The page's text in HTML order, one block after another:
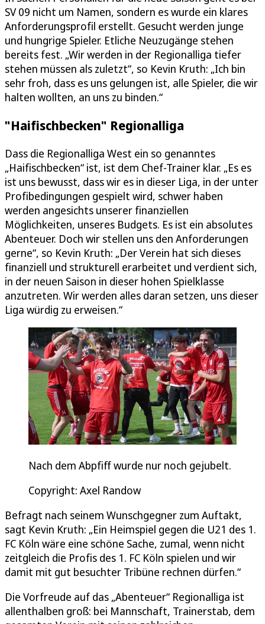
SV 09 nicht um Namen, sondern es wurde ein klares
Anforderungsprofil erstellt. Gesucht werden junge
und hungrige Spieler. Etliche Neuzugänge stehen
bereits fest. „Wir werden in der Regionalliga tiefer
stehen müssen als zuletzt“, so Kevin Kruth: „Ich bin
sehr froh, dass es uns gelungen ist, alle Spieler, die wir
halten wollten, an uns zu binden.“
"Haifischbecken" Regionalliga
Dass die Regionalliga West ein so genanntes
„Haifischbecken“ ist, ist dem Chef-Trainer klar. „Es es
ist uns bewusst, dass wir es in dieser Liga, in der unter
Profibedingungen gespielt wird, schwer haben
werden angesichts unserer finanziellen
Möglichkeiten, unseres Budgets. Es ist ein absolutes
Abenteuer. Doch wir stellen uns den Anforderungen
gerne“, so Kevin Kruth: „Der Verein hat sich dieses
finanziell und strukturell erarbeitet und verdient sich,
in der neuen Saison in dieser hohen Spielklasse
anzutreten. Wir werden alles daran setzen, uns dieser
Liga würdig zu erweisen.“
Nach dem Abpfiff wurde nur noch gejubelt.
Copyright: Axel Randow
Befragt nach seinem Wunschgegner zum Auftakt,
sagt Kevin Kruth: „Ein Heimspiel gegen die U21 des 1.
FC Köln wäre eine schöne Sache, zumal, wenn nicht
zeitgleich die Profis des 1. FC Köln spielen und wir
damit mit gut besuchter Tribüne rechnen dürfen.“
Die Vorfreude auf das „Abenteuer“ Regionalliga ist
allenthalben groß: bei Mannschaft, Trainerstab, dem